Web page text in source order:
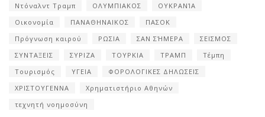
Ντόναλντ Τραμπ
ΟΛΥΜΠΙΑΚΟΣ
ΟΥΚΡΑΝΊΑ
Οικονομία
ΠΑΝΑΘΗΝΑΙΚΟΣ
ΠΑΣΟΚ
Πρόγνωση καιρού
ΡΩΣΙΑ ΣΑΝ ΣΉΜΕΡΑ
ΣΕΙΣΜΟΣ
ΣΥΝΤΑΞΕΙΣ
ΣΥΡΙΖΑ ΤΟΥΡΚΙΑ ΤΡΑΜΠ
Τέμπη
Τουρισμός
ΥΓΕΙΑ
ΦΟΡΟΛΟΓΙΚΕΣ ΔΗΛΩΣΕΙΣ
ΧΡΙΣΤΟΥΓΕΝΝΑ
Χρηματιστήριο Αθηνών
τεχνητή νοημοσύνη